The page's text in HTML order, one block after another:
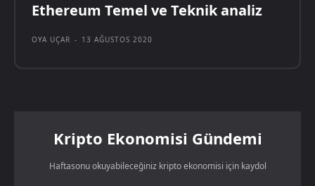
Ethereum Temel ve Teknik analiz
OYA UÇAR - 13 AĞUSTOS 2020
Kripto Ekonomisi Gündemi
Haftasonu okuyabileceğiniz kripto ekonomisi için kaydol